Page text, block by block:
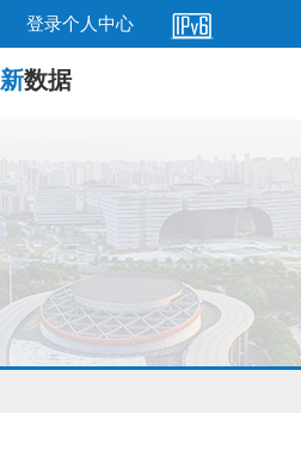
登录个人中心
新数据